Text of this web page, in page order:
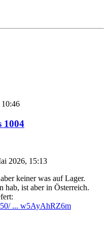
10:46
1004
2026, 15:13
keiner was auf Lager.
hab, ist aber in Österreich.
... w5AyAhRZ6m